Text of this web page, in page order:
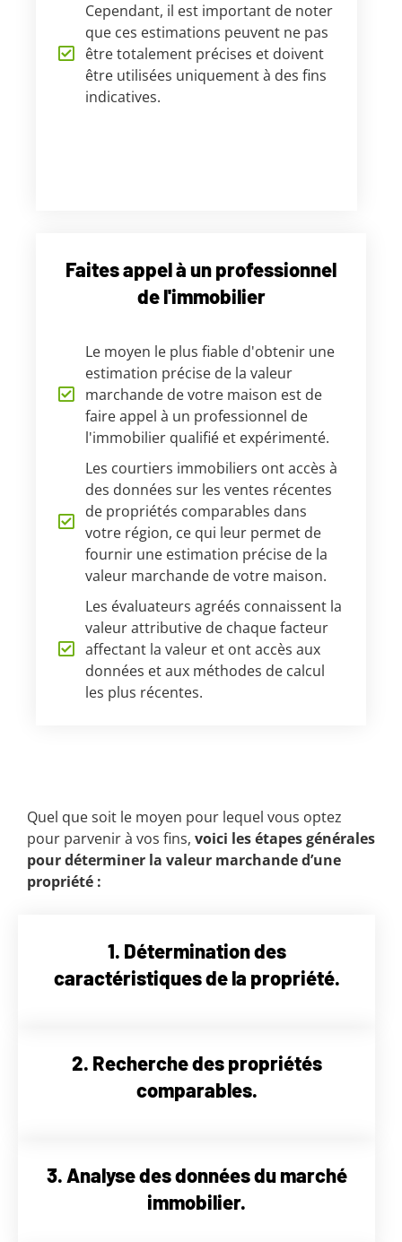
Cependant, il est important de noter
que ces estimations peuvent ne pas
être totalement précises et doivent
être utilisées uniquement à des fins
indicatives.
Faites appel à un professionnel
de l'immobilier
Le moyen le plus fiable d'obtenir une
estimation précise de la valeur
marchande de votre maison est de
faire appel à un professionnel de
l'immobilier qualifié et expérimenté.
Les courtiers immobiliers ont accès à
des données sur les ventes récentes
de propriétés comparables dans
votre région, ce qui leur permet de
fournir une estimation précise de la
valeur marchande de votre maison.
Les évaluateurs agréés connaissent la
valeur attributive de chaque facteur
affectant la valeur et ont accès aux
données et aux méthodes de calcul
les plus récentes.
Quel que soit le moyen pour lequel vous optez
pour parvenir à vos fins, voici les étapes générales
pour déterminer la valeur marchande d’une
propriété :
1. Détermination des
caractéristiques de la propriété.
2. Recherche des propriétés
comparables.
3. Analyse des données du marché
immobilier.